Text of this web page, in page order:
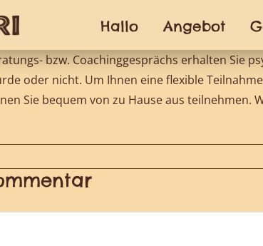
Hallo Angebot
bzw. Coachinggesprächs erhalten
oder nicht. Um Ihnen eine flexible
Sie bequem von zu Hause aus